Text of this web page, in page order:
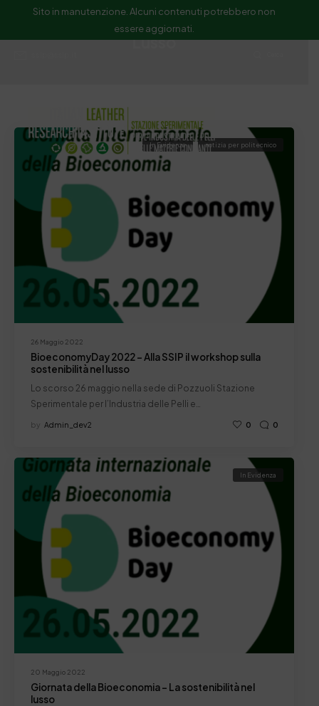
Sito in manutenzione. Alcuni contenuti potrebbero non
essere aggiornati.
Lusso
26 Maggio 2022
In Evidenza notizia per politecnico
BioeconomyDay 2022 – Alla SSIP il workshop sulla
sostenibilità nel lusso
Lo scorso 26 maggio nella sede di Pozzuoli Stazione
Sperimentale per l’Industria delle Pelli e…
by Admin_dev2 0 0
20 Maggio 2022
In Evidenza
Giornata della Bioeconomia – La sostenibilità nel
lusso